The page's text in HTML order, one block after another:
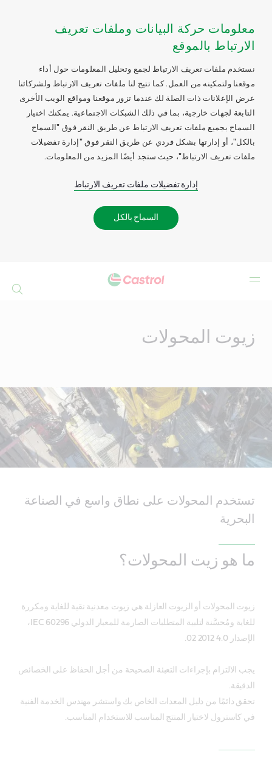
معلومات حركة البيانات وملفات تعريف
الارتباط بالموقع
نستخدم ملفات تعريف الارتباط لجمع وتحليل المعلومات حول أداء
موقعنا ولتمكينه من العمل. كما تتيح لنا ملفات تعريف الارتباط ولشركائنا
عرض الإعلانات ذات الصلة لك عندما تزور موقعنا ومواقع الويب الأخرى
التابعة لجهات خارجية، بما في ذلك الشبكات الاجتماعية. يمكنك اختيار
السماح بجميع ملفات تعريف الارتباط عن طريق النقر فوق "السماح
بالكل"، أو إدارتها بشكل فردي عن طريق النقر فوق "إدارة تفضيلات
ملفات تعريف الارتباط"، حيث ستجد أيضًا المزيد من المعلومات.
إدارة تفضيلات ملفات تعريف الارتباط
السماح بالكل
زيوت المحولات
تستخدم المحولات على نطاق واسع في الصناعة
البحرية
ما هو زيت المحولات؟
زيوت المحولات أو الزيوت العازلة هي زيوت معدنية نقية للغاية ومكررة
للغاية ومُحسَّنة لتلبية المتطلبات الصارمة للمعيار الدولي IEC 60296،
الإصدار 4.0 2012 02.
يجب الالتزام بإجراءات التعبئة الصحيحة من أجل الحفاظ على الخصائص
الدقيقة.
تحقق دائمًا من دليل المعدات الخاص بك واستشر مهندس الخدمة الفنية
في كاسترول لاختيار المنتج المناسب للاستخدام المناسب.